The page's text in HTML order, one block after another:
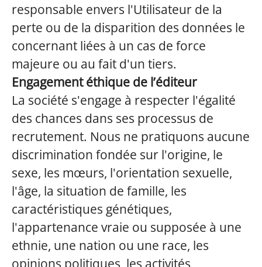
responsable envers l'Utilisateur de la
perte ou de la disparition des données le
concernant liées à un cas de force
majeure ou au fait d'un tiers.
Engagement éthique de l’éditeur
La société s'engage à respecter l'égalité
des chances dans ses processus de
recrutement. Nous ne pratiquons aucune
discrimination fondée sur l'origine, le
sexe, les mœurs, l'orientation sexuelle,
l'âge, la situation de famille, les
caractéristiques génétiques,
l'appartenance vraie ou supposée à une
ethnie, une nation ou une race, les
opinions politiques, les activités